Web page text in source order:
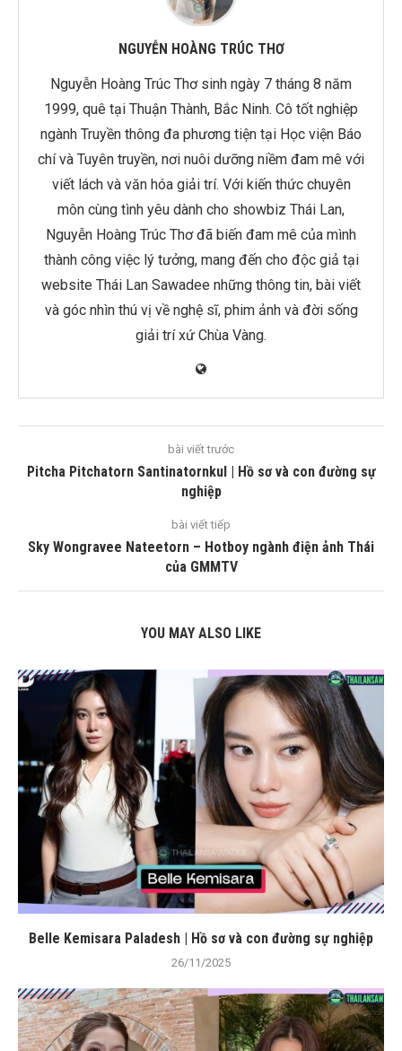
NGUYỄN HOÀNG TRÚC THƠ
Nguyễn Hoàng Trúc Thơ sinh ngày 7 tháng 8 năm
1999, quê tại Thuận Thành, Bắc Ninh. Cô tốt nghiệp
ngành Truyền thông đa phương tiện tại Học viện Báo
chí và Tuyên truyền, nơi nuôi dưỡng niềm đam mê với
viết lách và văn hóa giải trí. Với kiến thức chuyên
môn cùng tình yêu dành cho showbiz Thái Lan,
Nguyễn Hoàng Trúc Thơ đã biến đam mê của mình
thành công việc lý tưởng, mang đến cho độc giả tại
website Thái Lan Sawadee những thông tin, bài viết
và góc nhìn thú vị về nghệ sĩ, phim ảnh và đời sống
giải trí xứ Chùa Vàng.
bài viết trước
Pitcha Pitchatorn Santinatornkul | Hồ sơ và con đường sự
nghiệp
bài viết tiếp
Sky Wongravee Nateetorn – Hotboy ngành điện ảnh Thái
của GMMTV
YOU MAY ALSO LIKE
Belle Kemisara Paladesh | Hồ sơ và con đường sự nghiệp
26/11/2025